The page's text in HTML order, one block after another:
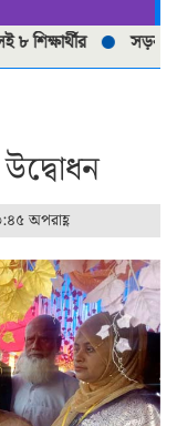
সড়ক দূর্ঘটনায়
অপরাহ্ণ